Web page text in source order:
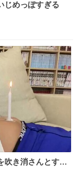
じめっぽすぎる
吹き消さんとする